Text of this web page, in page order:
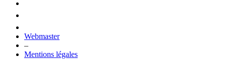
Webmaster
–
Mentions légales